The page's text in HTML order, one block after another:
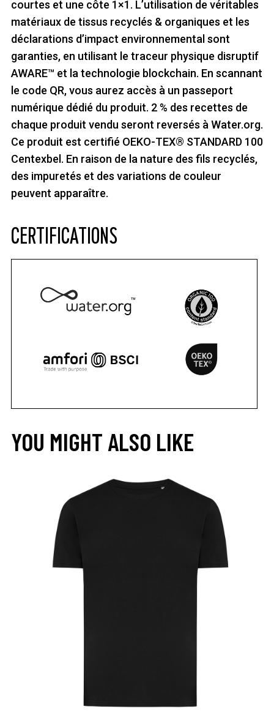
courtes et une côte 1×1. L’utilisation de véritables
matériaux de tissus recyclés & organiques et les
déclarations d’impact environnemental sont
garanties, en utilisant le traceur physique disruptif
AWARE™ et la technologie blockchain. En scannant
le code QR, vous aurez accès à un passeport
numérique dédié du produit. 2 % des recettes de
chaque produit vendu seront reversés à Water.org.
Ce produit est certifié OEKO-TEX® STANDARD 100
Centexbel. En raison de la nature des fils recyclés,
des impuretés et des variations de couleur
peuvent apparaître.
CERTIFICATIONS
YOU MIGHT ALSO LIKE